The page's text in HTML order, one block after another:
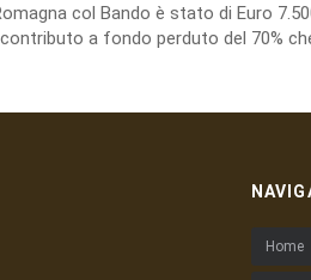
col Bando è stato di Euro
a fondo perduto del 70%
Home